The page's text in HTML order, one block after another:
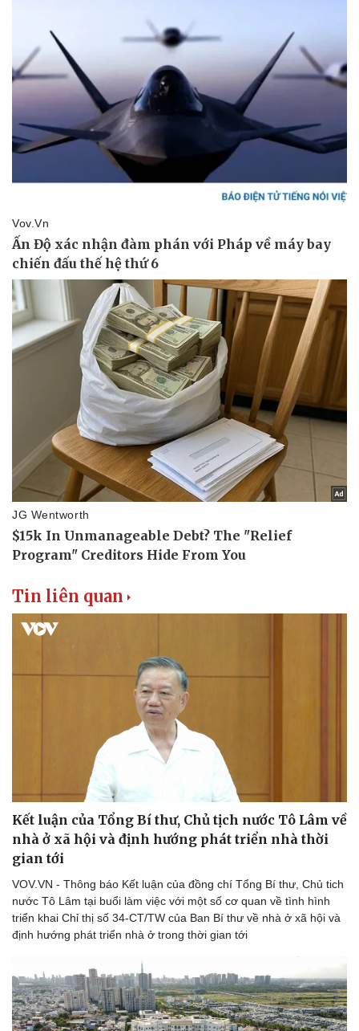
Doanh nghiệp
Thông tin doanh nghiệp
Doanh nghiệp 24h
Doanh nhân
Vì cộng đồng
Sành điệu
Tin Công nghệ
Trải nghiệm
Chuyển đổi số
Tin liên quan
Kết luận của Tổng Bí thư, Chủ tịch nước Tô Lâm về
nhà ở xã hội và định hướng phát triển nhà thời
gian tới
VOV.VN - Thông báo Kết luận của đồng chí Tổng Bí thư, Chủ tich
nước Tô Lâm tại buổi làm việc với một số cơ quan về tình hình
triển khai Chỉ thị số 34-CT/TW của Ban Bí thư về nhà ở xã hội và
định hướng phát triển nhà ở trong thời gian tới